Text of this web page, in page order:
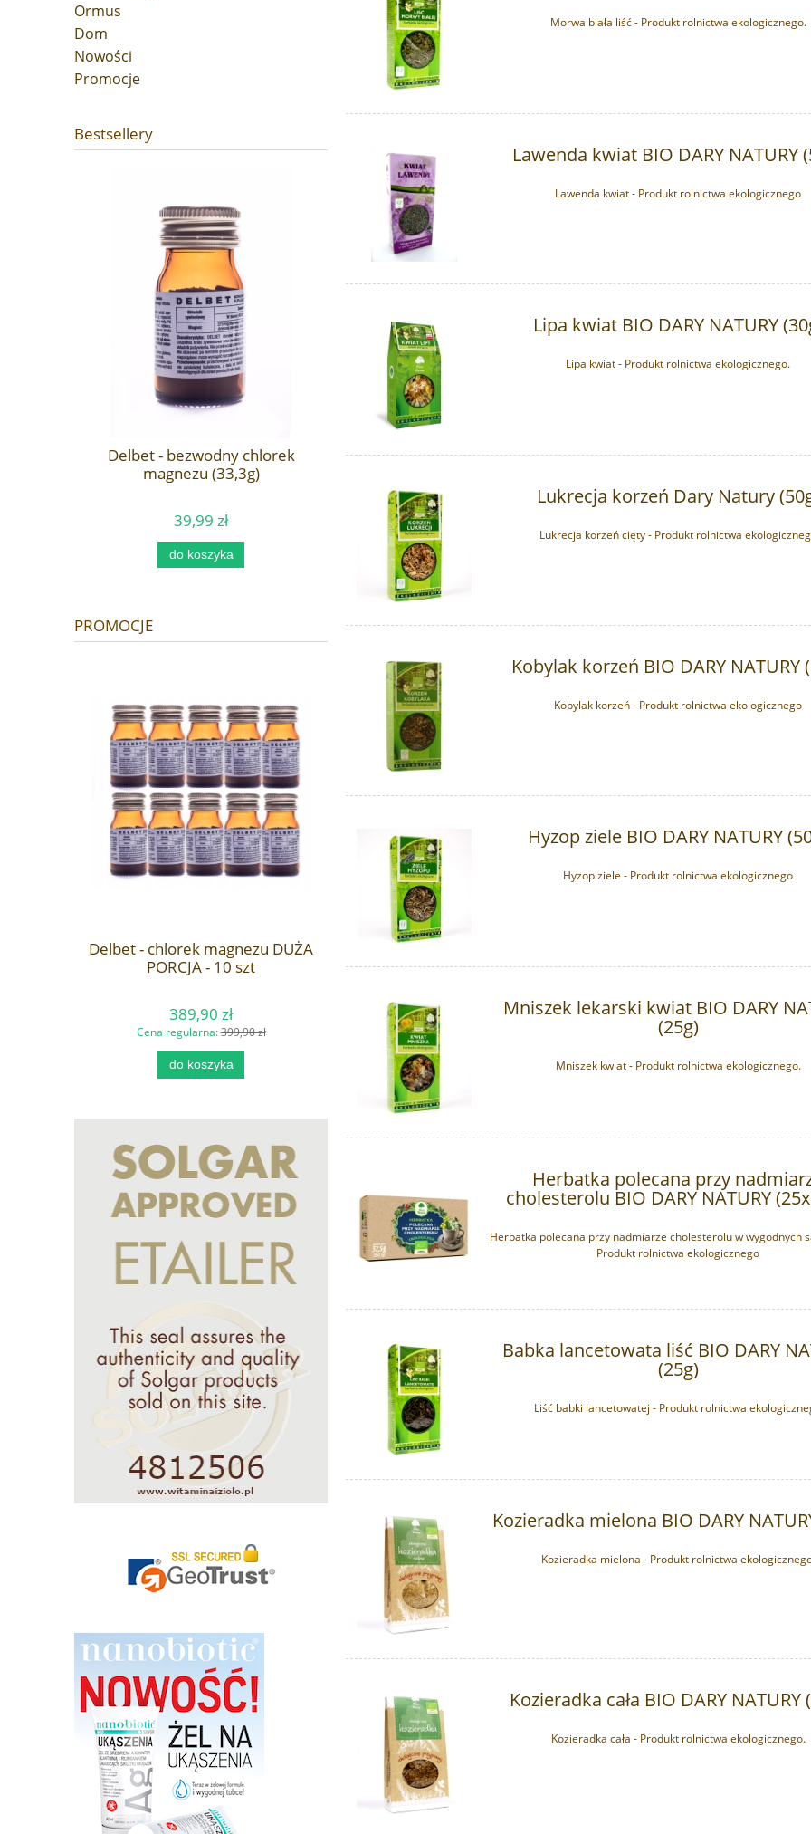
Ormus
Dom
Nowości
Promocje
Bestsellery
Delbet - bezwodny chlorek
magnezu (33,3g)
39,99 zł
do koszyka
389,90 zł
Cena regularna:
do koszyka
Sól Ojca Beno - Magnez
PROMOCJE
Delbet - chlorek magnezu DUŻA
PORCJA - 10 szt
389,90 zł
Cena regularna:399,90 zł
do koszyka
Morwa biała liść - Produkt rolnictwa ekologicznego.
Lawenda kwiat BIO DARY NATURY
Lawenda kwiat - Produkt rolnictwa ekologicznego
Lipa kwiat BIO DARY NATURY
Lipa kwiat - Produkt rolnictwa ekologicznego.
Lukrecja korzeń Dary Natury
Lukrecja korzeń cięty - Produkt rolnictwa
Kobylak korzeń BIO DARY NATURY
Kobylak korzeń - Produkt rolnictwa ekologicznego
Hyzop ziele BIO DARY NATURY
Hyzop ziele - Produkt rolnictwa ekologicznego
Mniszek lekarski kwiat BIO DARY
(25g)
Mniszek kwiat - Produkt rolnictwa ekologicznego.
Herbatka polecana przy
cholesterolu BIO DARY NATURY
Herbatka polecana przy nadmiarze cholesterolu w wygodnych
Produkt rolnictwa ekologicznego
Babka lancetowata liść BIO DARY
(25g)
Liść babki lancetowatej - Produkt rolnictwa
Kozieradka mielona BIO DARY
Kozieradka mielona - Produkt rolnictwa
Kozieradka cała BIO DARY NATURY
Kozieradka cała - Produkt rolnictwa ekologicznego.